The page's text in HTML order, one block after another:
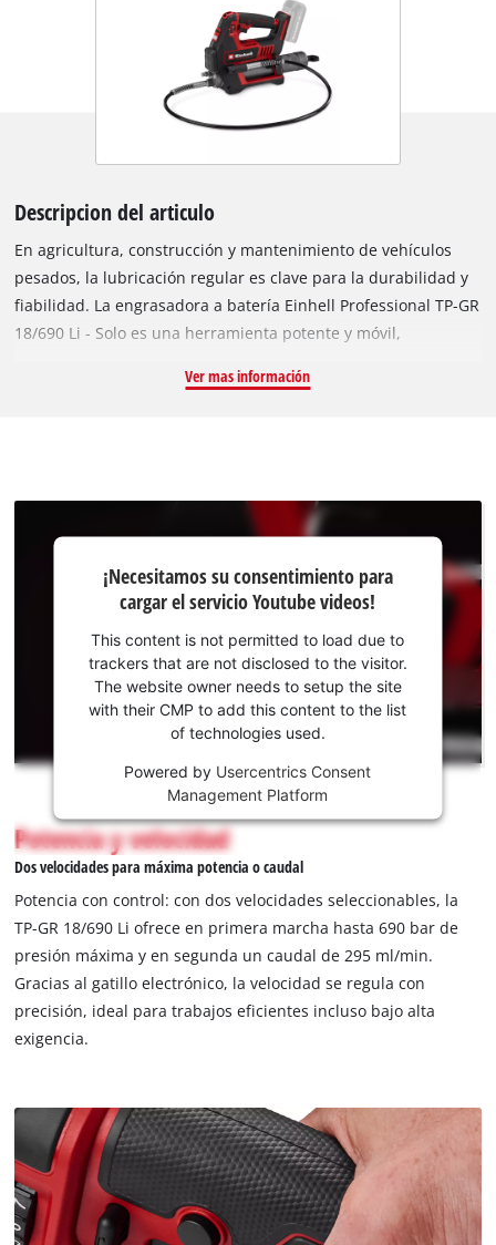
Descripcion del articulo
En agricultura, construcción y mantenimiento de vehículos
pesados, la lubricación regular es clave para la durabilidad y
fiabilidad. La engrasadora a batería Einhell Professional TP-GR
18/690 Li - Solo es una herramienta potente y móvil,
familia Power X-Change, es compatible con todas las baterías
mediante una rueda de ajuste, mientras que el gatillo
electrónico permite una dosificación fina. Gracias al sistema
mediante bomba. Incorpora rosca NPTF de 1/8” para
compatibilidad. Para mayor seguridad, cuenta con protección
contra sobrecarga y bloqueo de encendido. Su diseño
ergonómico incluye correa de hombro, soporte para
manguera de 120 cm y luz LED para una visibilidad óptima.
Incluye correa, manguera de 120 cm y boquilla (1/8” NPTF). Se
entrega sin batería ni cargador, disponibles por separado.
Ver mas información
consentimiento
para cargar el
servicio
Youtube!
is
permitted
to
load
to
trackers
that
are
not
disclosed
to
The
website
owner
needs
to
setup
¡Necesitamos su consentimiento para
cargar el servicio Youtube videos!
This content is not permitted to load due to
trackers that are not disclosed to the visitor.
The website owner needs to setup the site
with their CMP to add this content to the list
of technologies used.
Powered by Usercentrics Consent
Management Platform
Potencia y velocidad
Dos velocidades para máxima potencia o caudal
Potencia con control: con dos velocidades seleccionables, la
TP-GR 18/690 Li ofrece en primera marcha hasta 690 bar de
presión máxima y en segunda un caudal de 295 ml/min.
Gracias al gatillo electrónico, la velocidad se regula con
precisión, ideal para trabajos eficientes incluso bajo alta
exigencia.